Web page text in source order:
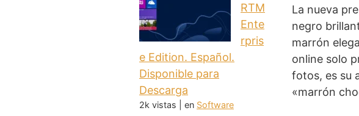
La nueva
negro
marrón
online solo
fotos, es su
«marrón
RTM
Ente
rpris
e Edition. Español.
Disponible para
Descarga
2k vistas en Software